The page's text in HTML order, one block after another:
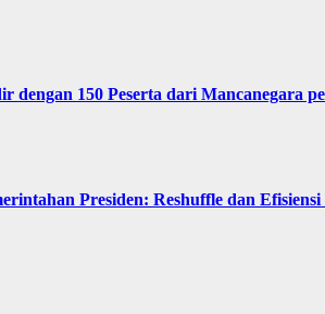
dengan 150 Peserta dari Mancanegara
Presiden: Reshuffle dan